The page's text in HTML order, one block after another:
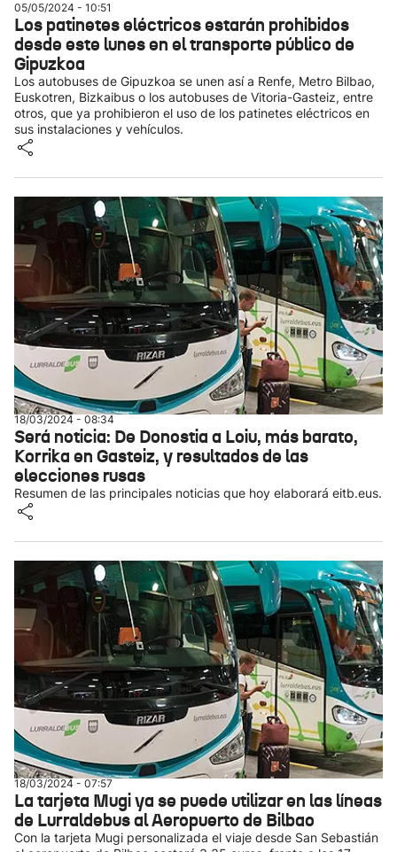
05/05/2024 - 10:51
Los patinetes eléctricos estarán prohibidos
desde este lunes en el transporte público de
Gipuzkoa
Los autobuses de Gipuzkoa se unen así a Renfe, Metro Bilbao,
Euskotren, Bizkaibus o los autobuses de Vitoria-Gasteiz, entre
otros, que ya prohibieron el uso de los patinetes eléctricos en
sus instalaciones y vehículos.
18/03/2024 - 08:34
Será noticia: De Donostia a Loiu, más barato,
Korrika en Gasteiz, y resultados de las
elecciones rusas
Resumen de las principales noticias que hoy elaborará eitb.eus.
18/03/2024 - 07:57
La tarjeta Mugi ya se puede utilizar en las líneas
de Lurraldebus al Aeropuerto de Bilbao
Con la tarjeta Mugi personalizada el viaje desde San Sebastián